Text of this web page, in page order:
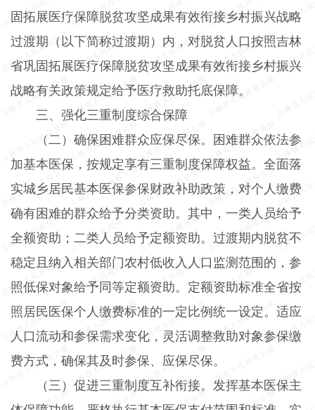
固拓展医疗保障脱贫攻坚成果有效衔接乡村振兴战略
过渡期（以下简称过渡期）内，对脱贫人口按照吉林
省巩固拓展医疗保障脱贫攻坚成果有效衔接乡村振兴
战略有关政策规定给予医疗救助托底保障。
三、强化三重制度综合保障
（二）确保困难群众应保尽保。困难群众依法参
加基本医保，按规定享有三重制度保障权益。全面落
实城乡居民基本医保参保财政补助政策，对个人缴费
确有困难的群众给予分类资助。其中，一类人员给予
全额资助；二类人员给予定额资助。过渡期内脱贫不
稳定且纳入相关部门农村低收入人口监测范围的，参
照低保对象给予同等定额资助。定额资助标准全省按
照居民医保个人缴费标准的一定比例统一设定。适应
人口流动和参保需求变化，灵活调整救助对象参保缴
费方式，确保其及时参保、应保尽保。
（三）促进三重制度互补衔接。发挥基本医保主